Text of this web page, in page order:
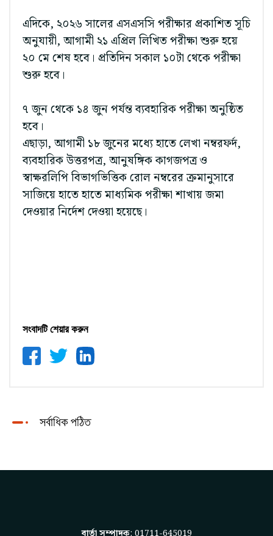
এদিকে, ২০২৬ সালের এসএসসি পরীক্ষার প্রকাশিত সূচি
অনুযায়ী, আগামী ২১ এপ্রিল লিখিত পরীক্ষা শুরু হয়ে
২০ মে শেষ হবে। প্রতিদিন সকাল ১০টা থেকে পরীক্ষা
শুরু হবে।
৭ জুন থেকে ১৪ জুন পর্যন্ত ব্যবহারিক পরীক্ষা অনুষ্ঠিত
হবে।
এছাড়া, আগামী ১৮ জুনের মধ্যে হাতে লেখা নম্বরফর্দ,
ব্যবহারিক উত্তরপত্র, আনুষঙ্গিক কাগজপত্র ও
স্বাক্ষরলিপি বিভাগভিত্তিক রোল নম্বরের ক্রমানুসারে
সাজিয়ে হাতে হাতে মাধ্যমিক পরীক্ষা শাখায় জমা
দেওয়ার নির্দেশ দেওয়া হয়েছে।
সংবাদটি শেয়ার করুন
সর্বাধিক পঠিত